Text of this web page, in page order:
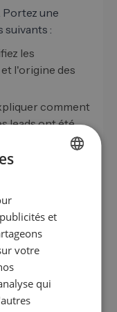
une
:
les
l'origine des
comment
leads ont été
un package
des leads. test.
une preuve
du RGPD.
vous seront
évaluer la
et
votre
qui